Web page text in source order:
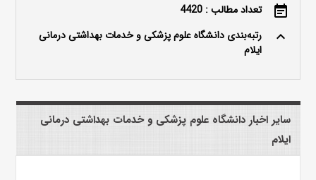
event_note تعداد مطالب : 4420
keyboard_arrow_up
رتبه‌بندی دانشگاه علوم پزشکی و خدمات بهداشتی درمانی
ایلام
سایر اخبار دانشگاه علوم پزشکی و خدمات بهداشتی درمانی
ایلام